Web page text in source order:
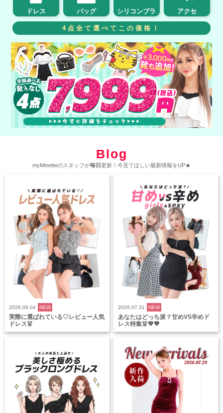
ドレス バッグ シリコンブラ アクセ
4点全て選べてこの価格！
Blog
myMinetteのスタッフが毎日更新！今見てほしい最新情報をUP★
2026.08.04 NEW
実際に選ばれている♡レビュー人気
ドレス👗
2026.07.31 NEW
あなたはどっち派？甘めVS辛めド
レス特集👗💖🖤